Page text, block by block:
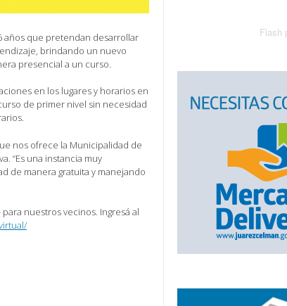
años que pretendan desarrollar
brindando un nuevo
presencial a un curso.
en los lugares y horarios en
de primer nivel sin necesidad
nos ofrece la Municipalidad de
“Es una instancia muy
de manera gratuita y manejando
nuestros vecinos. Ingresá al
Flash